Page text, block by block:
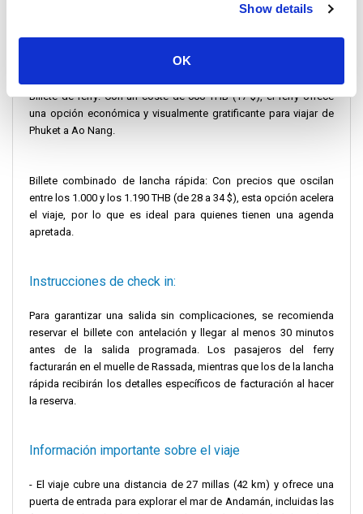
Show details
OK
flexibilidad con múltiples horarios de salida a lo largo del día.
Información sobre precios:
Billete de ferry: Con un coste de 600 THB (17 $), el ferry ofrece
una opción económica y visualmente gratificante para viajar de
Phuket a Ao Nang.
Billete combinado de lancha rápida: Con precios que oscilan
entre los 1.000 y los 1.190 THB (de 28 a 34 $), esta opción acelera
el viaje, por lo que es ideal para quienes tienen una agenda
apretada.
Instrucciones de check in:
Para garantizar una salida sin complicaciones, se recomienda
reservar el billete con antelación y llegar al menos 30 minutos
antes de la salida programada. Los pasajeros del ferry
facturarán en el muelle de Rassada, mientras que los de la lancha
rápida recibirán los detalles específicos de facturación al hacer
la reserva.
Información importante sobre el viaje
- El viaje cubre una distancia de 27 millas (42 km) y ofrece una
puerta de entrada para explorar el mar de Andamán, incluidas las